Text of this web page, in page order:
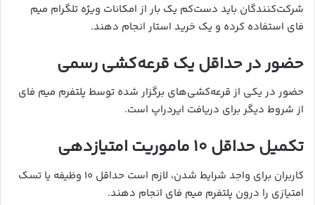
شرکت‌کنندگان باید دست‌کم یک بار از امکانات ویژه تلگرام میم
فای استفاده کرده و یک خرید استار انجام دهند.
حضور در حداقل یک قرعه‌کشی رسمی
حضور در یکی از قرعه‌کشی‌های برگزار شده توسط پلتفرم میم فای
از شروط دیگر برای دریافت ایردراپ است.
تکمیل حداقل ۱۰ ماموریت امتیازدهی
کاربران برای واجد شرایط شدن، لازم است حداقل ۱۰ وظیفه یا تسک
امتیازی را درون پلتفرم میم فای انجام دهند.